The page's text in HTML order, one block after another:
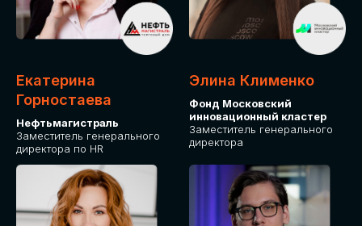
Екатерина
Горностаева
Нефтьмагистраль
Заместитель генерального
директора по HR
Элина Клименко
Фонд Московский
инновационный кластер
Заместитель генерального
директора
Приглашаем стать партнером GLOBAL
TECH FORUM и презентовать ваши
решения целевой аудитории. Будем
рады сотрудничеству!
ПОДАТЬ ЗАЯВКУ
IT Solutions for Business